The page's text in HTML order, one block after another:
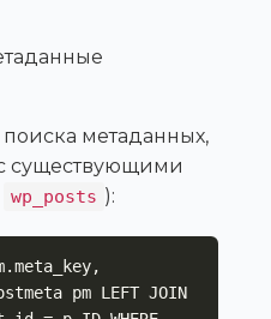
метаданных,
существующими
wp_posts ):
pm LEFT JOIN